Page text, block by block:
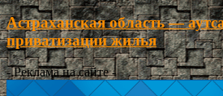
Астраханская область —
приватизации жилья
- Реклама на сайте -